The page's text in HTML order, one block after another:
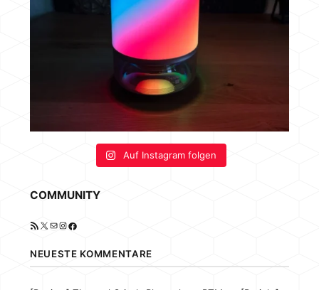
Auf Instagram folgen
COMMUNITY
RSS-Feed
X E-MailInstagram
Facebook
NEUESTE KOMMENTARE